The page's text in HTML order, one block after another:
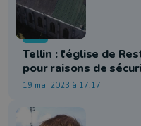
Info
Tellin : l'église de
pour raisons de
19 mai 2023 à 17:17